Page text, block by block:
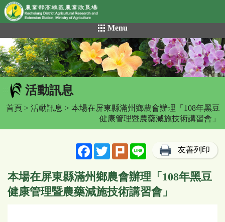
網頁置頂
到
主
要
內
容
區
Menu
::: 活動訊息
首頁 > 活動訊息 > 本場在屏東縣滿州鄉農會辦理「108年黑豆
健康管理暨農藥減施技術講習會」
FacebookTwitterPlurk Line 友善列印
本場在屏東縣滿州鄉農會辦理「108年黑豆
健康管理暨農藥減施技術講習會」